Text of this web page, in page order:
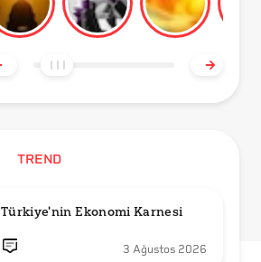
TREND
Türkiye'nin Ekonomi Karnesi
3 Ağustos 2026